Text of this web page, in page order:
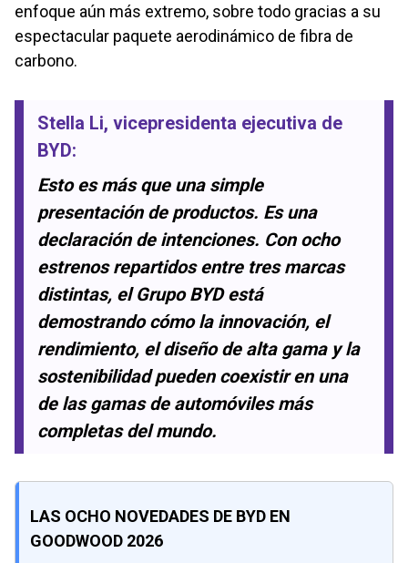
enfoque aún más extremo, sobre todo gracias a su
espectacular paquete aerodinámico de fibra de
carbono.
Stella Li, vicepresidenta ejecutiva de
BYD:
Esto es más que una simple
presentación de productos. Es una
declaración de intenciones. Con ocho
estrenos repartidos entre tres marcas
distintas, el Grupo BYD está
demostrando cómo la innovación, el
rendimiento, el diseño de alta gama y la
sostenibilidad pueden coexistir en una
de las gamas de automóviles más
completas del mundo.
LAS OCHO NOVEDADES DE BYD EN
GOODWOOD 2026